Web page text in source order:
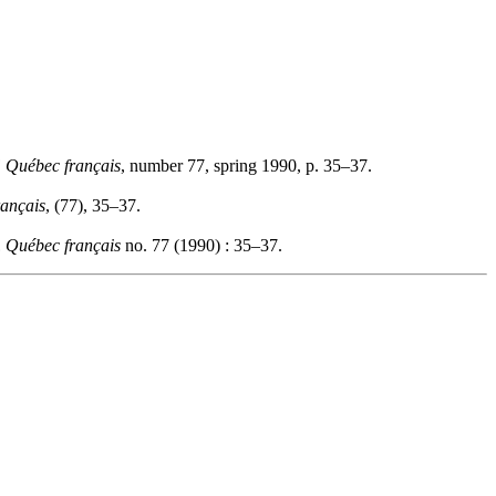
Québec français, number 77, spring 1990, p. 35–37.
, (77), 35–37.
Québec français no. 77 (1990) : 35–37.